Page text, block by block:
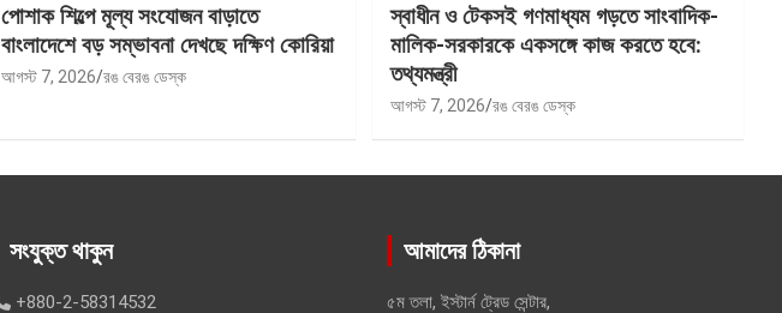
পোশাক শিল্পে মূল্য সংযোজন বাড়াতে
বাংলাদেশে বড় সম্ভাবনা দেখছে দক্ষিণ কোরিয়া
আগস্ট 7, 2026 রঙ বেরঙ ডেস্ক
স্বাধীন ও টেকসই গণমাধ্যম গড়তে সাংবাদিক-
মালিক-সরকারকে একসঙ্গে কাজ করতে হবে:
তথ্যমন্ত্রী
আগস্ট 7, 2026 রঙ বেরঙ ডেস্ক
সংযুক্ত থাকুন
+880-2-58314532
আমাদের ঠিকানা
৫ম তলা, ইস্টার্ন ট্রেড সেন্টার,